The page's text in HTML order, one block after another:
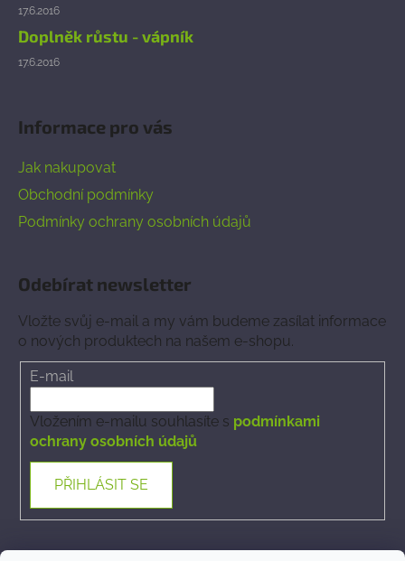
17.6.2016
Doplněk růstu - vápník
17.6.2016
Informace pro vás
Jak nakupovat
Obchodní podmínky
Podmínky ochrany osobních údajů
Odebírat newsletter
Vložte svůj e-mail a my vám budeme zasílat informace
o nových produktech na našem e-shopu.
E-mail
Vložením e-mailu souhlasíte s podmínkami
ochrany osobních údajů
PŘIHLÁSIT SE